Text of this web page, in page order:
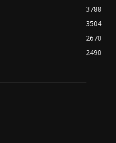
3788
3504
2670
2490